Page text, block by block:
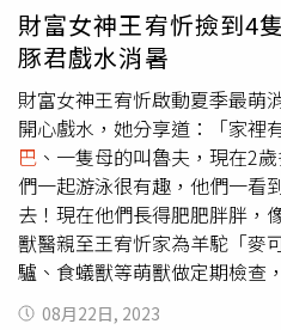
財富女神王宥忻撿到4
豚君戲水消暑
財富女神王宥忻啟動夏季最萌
開心戲水，她分享道：「家裡
巴 、一隻母的叫魯夫，現在2
們一起游泳很有趣，他們一看
去！現在他們長得肥肥胖胖，
獸醫親至王宥忻家為羊駝「麥
驢、食蟻獸等萌獸做定期檢查
目前身體狀況良好，個性相當
08月22日, 2023